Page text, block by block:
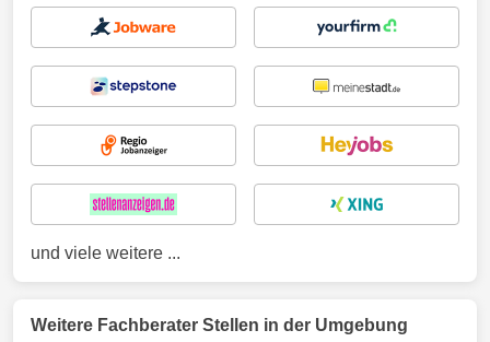
und viele weitere ...
Weitere Fachberater Stellen in der Umgebung